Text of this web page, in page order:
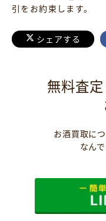
引をお約束します。
シェアする
無料査
お酒買取に
なん